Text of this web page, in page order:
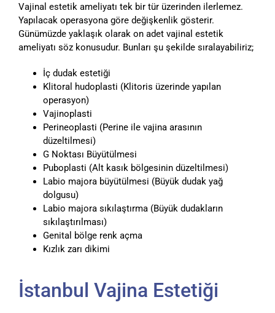
Vajinal estetik ameliyatı tek bir tür üzerinden ilerlemez.
Yapılacak operasyona göre değişkenlik gösterir.
Günümüzde yaklaşık olarak on adet vajinal estetik
ameliyatı söz konusudur. Bunları şu şekilde sıralayabiliriz;
İç dudak estetiği
Klitoral hudoplasti (Klitoris üzerinde yapılan
operasyon)
Vajinoplasti
Perineoplasti (Perine ile vajina arasının
düzeltilmesi)
G Noktası Büyütülmesi
Puboplasti (Alt kasık bölgesinin düzeltilmesi)
Labio majora büyütülmesi (Büyük dudak yağ
dolgusu)
Labio majora sıkılaştırma (Büyük dudakların
sıkılaştırılması)
Genital bölge renk açma
Kızlık zarı dikimi
İstanbul Vajina Estetiği